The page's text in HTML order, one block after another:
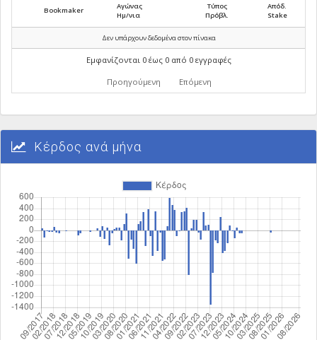
Bookmaker
Αγώνας
Ημ/νια
Τύπος
Πρόβλ.
Απόδ.
Stake
Δεν υπάρχουν δεδομένα στον πίνακα
Εμφανίζονται 0 έως 0 από 0 εγγραφές
Προηγούμενη Επόμενη
Κέρδος ανά μήνα